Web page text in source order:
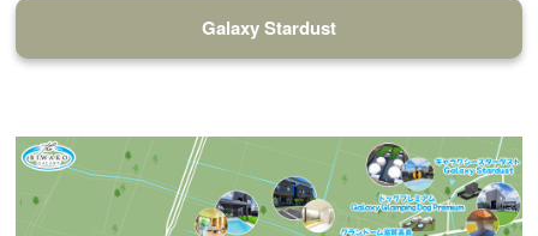
Galaxy Stardust